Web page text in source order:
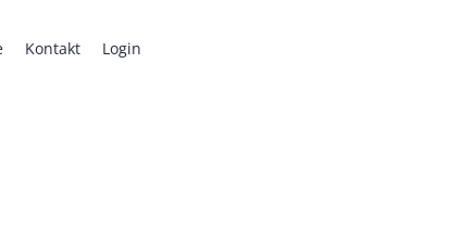
Kontakt Login